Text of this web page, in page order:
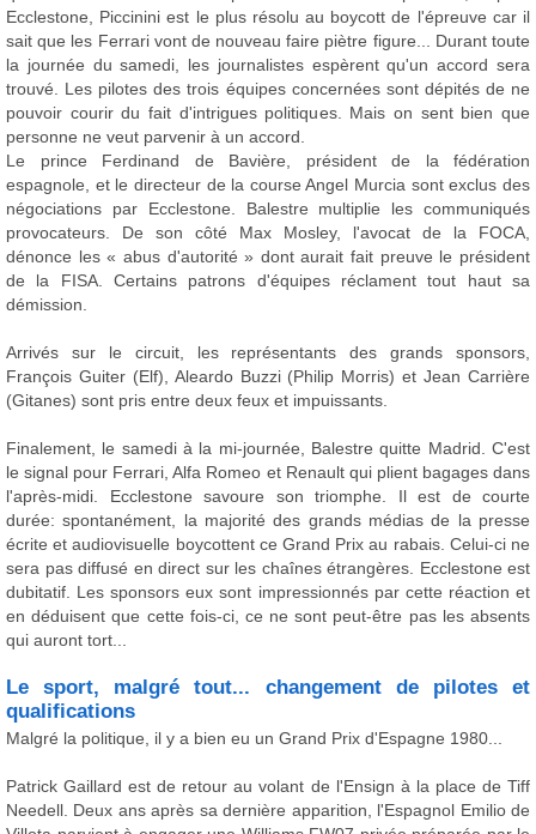
Ecclestone, Piccinini est le plus résolu au boycott de l'épreuve car il
sait que les Ferrari vont de nouveau faire piètre figure... Durant toute
la journée du samedi, les journalistes espèrent qu'un accord sera
trouvé. Les pilotes des trois équipes concernées sont dépités de ne
pouvoir courir du fait d'intrigues politiques. Mais on sent bien que
personne ne veut parvenir à un accord.
Le prince Ferdinand de Bavière, président de la fédération
espagnole, et le directeur de la course Angel Murcia sont exclus des
négociations par Ecclestone. Balestre multiplie les communiqués
provocateurs. De son côté Max Mosley, l'avocat de la FOCA,
dénonce les « abus d'autorité » dont aurait fait preuve le président
de la FISA. Certains patrons d'équipes réclament tout haut sa
démission.
Arrivés sur le circuit, les représentants des grands sponsors,
François Guiter (Elf), Aleardo Buzzi (Philip Morris) et Jean Carrière
(Gitanes) sont pris entre deux feux et impuissants.
Finalement, le samedi à la mi-journée, Balestre quitte Madrid. C'est
le signal pour Ferrari, Alfa Romeo et Renault qui plient bagages dans
l'après-midi. Ecclestone savoure son triomphe. Il est de courte
durée: spontanément, la majorité des grands médias de la presse
écrite et audiovisuelle boycottent ce Grand Prix au rabais. Celui-ci ne
sera pas diffusé en direct sur les chaînes étrangères. Ecclestone est
dubitatif. Les sponsors eux sont impressionnés par cette réaction et
en déduisent que cette fois-ci, ce ne sont peut-être pas les absents
qui auront tort...
Le sport, malgré tout... changement de pilotes et
qualifications
Malgré la politique, il y a bien eu un Grand Prix d'Espagne 1980...
Patrick Gaillard est de retour au volant de l'Ensign à la place de Tiff
Needell. Deux ans après sa dernière apparition, l'Espagnol Emilio de